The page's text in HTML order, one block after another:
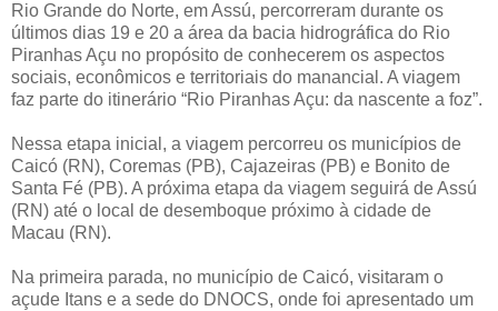
Rio Grande do Norte, em Assú, percorreram durante os
últimos dias 19 e 20 a área da bacia hidrográfica do Rio
Piranhas Açu no propósito de conhecerem os aspectos
sociais, econômicos e territoriais do manancial. A viagem
faz parte do itinerário “Rio Piranhas Açu: da nascente a foz”.
Nessa etapa inicial, a viagem percorreu os municípios de
Caicó (RN), Coremas (PB), Cajazeiras (PB) e Bonito de
Santa Fé (PB). A próxima etapa da viagem seguirá de Assú
(RN) até o local de desemboque próximo à cidade de
Macau (RN).
Na primeira parada, no município de Caicó, visitaram o
açude Itans e a sede do DNOCS, onde foi apresentado um